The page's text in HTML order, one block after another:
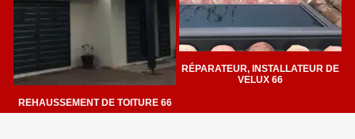
REHAUSSEMENT DE TOITURE 66
RÉPARATEUR, INSTALLATEUR DE
VELUX 66